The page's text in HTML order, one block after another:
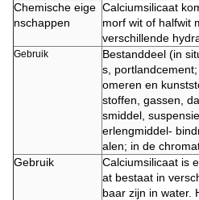
Chemische eige
nschappen
Calciumsilicaat
morf wit of halfwit
verschillende
Gebruik
Bestanddeel (in
s,
omeren en
stoffen, gassen,
smiddel,
erlengmiddel-
alen; in de
Gebruik
Calciumsilicaat is
at bestaat in
baar zijn in water.